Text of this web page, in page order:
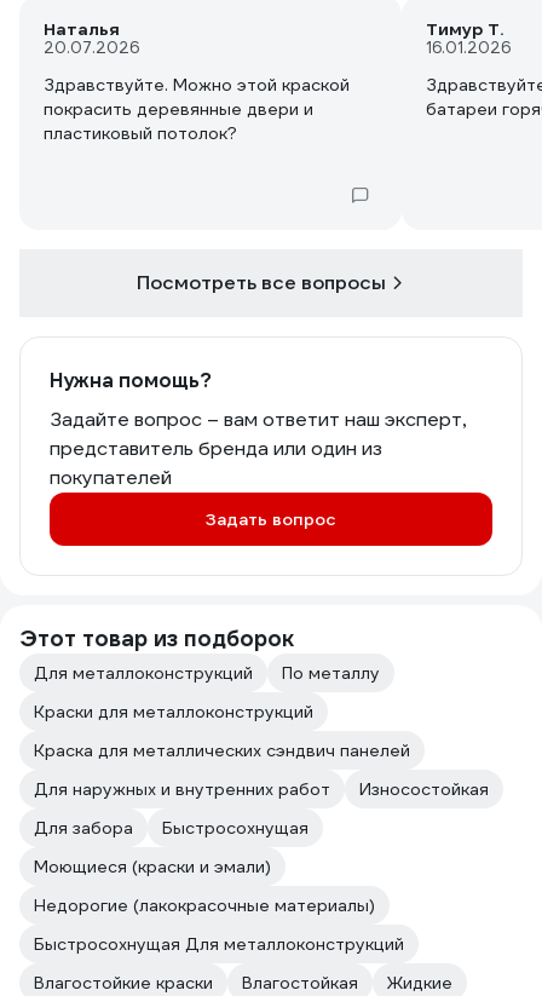
Наталья
20.07.2026
Здравствуйте. Можно этой краской
покрасить деревянные двери и
пластиковый потолок?
Тимур Т.
16.01.2026
батареи
Посмотреть все вопросы
Нужна помощь?
Задайте вопрос – вам ответит наш эксперт,
представитель бренда или один из
покупателей
Задать вопрос
Этот товар из подборок
Для металлоконструкций
По металлу
Краски для металлоконструкций
Краска для металлических сэндвич панелей
Для наружных и внутренних работ
Износостойкая
Для забора
Быстросохнущая
Моющиеся (краски и эмали)
Недорогие (лакокрасочные материалы)
Быстросохнущая Для металлоконструкций
Влагостойкие краски
Влагостойкая
Жидкие